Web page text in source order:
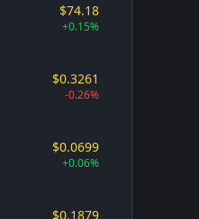
$74.18
+0.15%
$0.3261
-0.26%
$0.0699
+0.06%
$0.1879